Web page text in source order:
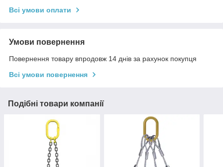
Всі умови оплати
Умови повернення
Повернення товару впродовж 14 днів за рахунок покупця
Всі умови повернення
Подібні товари компанії